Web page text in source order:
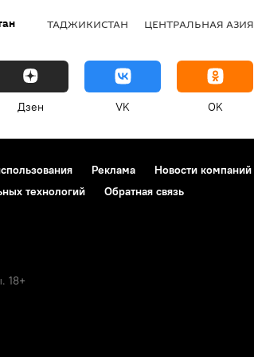
ТАДЖИКИСТАН ЦЕНТРАЛЬНАЯ АЗИЯ
Дзен VK OK
Реклама Новости компаний
технологий
Обратная связь
18+